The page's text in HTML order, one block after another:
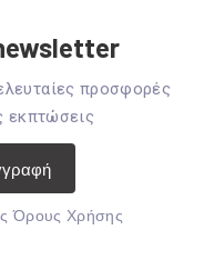
προσφορές
εκπτώσεις
Όρους Χρήσης